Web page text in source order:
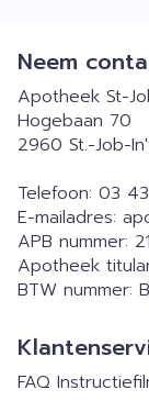
Neem
Apotheek St-
Hogebaan 70
2960 St.-Job-
Telefoon: 03
E-mailadres:
APB nummer:
Apotheek
BTW nummer:
FAQ